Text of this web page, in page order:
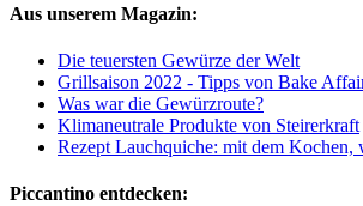
Aus unserem Magazin:
Die teuersten Gewürze der Welt
Grillsaison 2022 - Tipps von Bake
Was war die Gewürzroute?
Klimaneutrale Produkte von Steirerkraft
Rezept Lauchquiche: mit dem Kochen,
Piccantino entdecken: